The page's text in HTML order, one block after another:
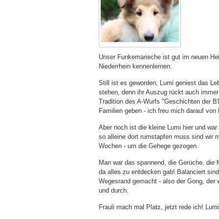
Unser Funkemarieche ist gut im neuen
Niederrhein kennenlernen.
Still ist es geworden, Lumi geniest das
stehen, denn ihr Auszug rückt auch
Tradition des A-Wurfs "Geschichten der
Familien geben - ich freu mich darauf
Aber noch ist die kleine Lumi hier und
so alleine dort rumstapfen muss sind wir
Wochen - um die Gehege gezogen.
Man war das spannend, die Gerüche,
da alles zu entdecken gab! Balanciert
Wegesrand gemacht - also der Gong,
und durch.
Frauli mach mal Platz, jetzt rede ich!